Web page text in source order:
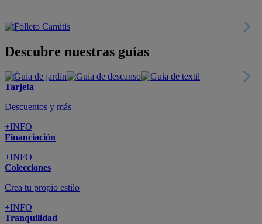
Descubre nuestras guías
Tarjeta
Descuentos y más
+INFO
Financiación
+INFO
Colecciones
Crea tu propio estilo
+INFO
Tranquilidad